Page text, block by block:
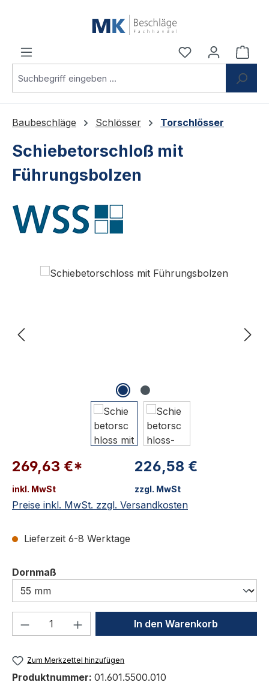
Du hast 0
Baubeschläge Schlösser Torschlösser
Schiebetorschloß mit
Führungsbolzen
Bildergalerie überspringen
269,63 €*
inkl. MwSt
226,58 €
zzgl. MwSt
Preise inkl. MwSt. zzgl. Versandkosten
Lieferzeit 6-8 Werktage
Dornmaß
Produkt Anzahl: Gib denIn den Warenkorb
Zum Merkzettel hinzufügen
Produktnummer: 01.601.5500.010